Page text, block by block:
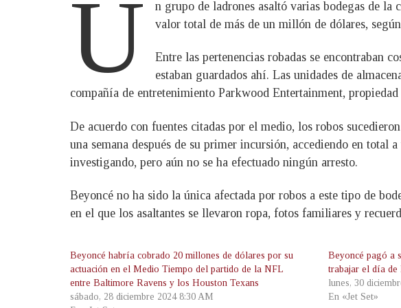
U
n grupo de ladrones asaltó varias bodegas de la
valor total de más de un millón de dólares,
Entre las pertenencias robadas se encontraban
estaban guardados ahí. Las unidades de
compañía de entretenimiento Parkwood Entertainment,
De acuerdo con fuentes citadas por el medio, los robos
una semana después de su primer incursión, accediendo en
investigando, pero aún no se ha efectuado ningún arresto.
Beyoncé no ha sido la única afectada por robos a este tipo de
en el que los asaltantes se llevaron ropa, fotos familiares y
Beyoncé habría cobrado 20 millones de dólares por su
actuación en el Medio Tiempo del partido de la NFL
entre Baltimore Ravens y los Houston Texans
sábado, 28 diciembre 2024 8:30 AM
Beyoncé pagó a
trabajar el día de
lunes, 30
En «Jet Set»